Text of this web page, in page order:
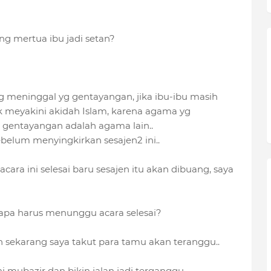
mertua ibu jadi setan?
meninggal yg gentayangan, jika ibu-ibu masih
akidah Islam, karena agama yg
adalah agama lain..
menyingkirkan sesajen2 ini..
ini selesai baru sesajen itu akan dibuang, saya
harus menunggu acara selesai?
saya takut para tamu akan teranggu..